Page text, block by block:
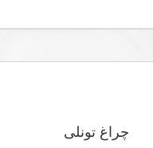
چراغ تونلی